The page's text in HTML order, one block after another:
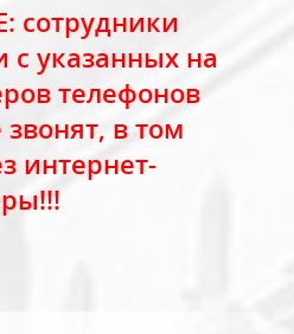
с указанных на
телефонов
в том
интернет-